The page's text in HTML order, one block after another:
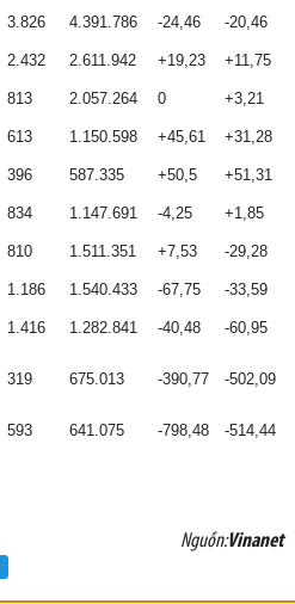
3.826 4.391.786 -24,46 -20,46
2.432 2.611.942 +19,23 +11,75
813 2.057.264 0 +3,21
613 1.150.598 +45,61 +31,28
396 587.335 +50,5 +51,31
834 1.147.691 -4,25 +1,85
810 1.511.351 +7,53 -29,28
1.186 1.540.433 -67,75 -33,59
1.416 1.282.841 -40,48 -60,95
319 675.013 -390,77 -502,09
593 641.075 -798,48 -514,44
Nguồn:Vinanet